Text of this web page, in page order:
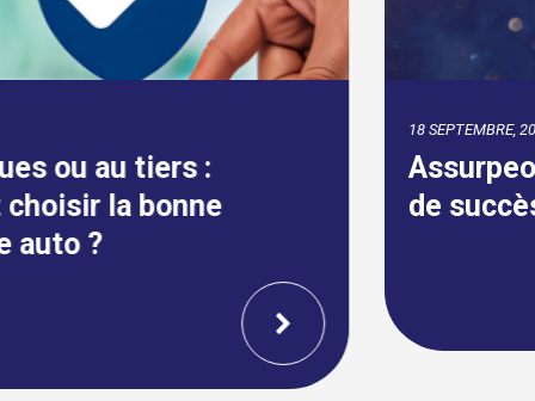
Assurpeople.com célèbre 22 ans
de succès ininterrompu !